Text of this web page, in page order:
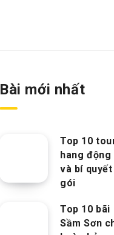
Bài mới nhất
Top 10
hang động
và bí
gói
Top 10 bãi
Sầm Sơn